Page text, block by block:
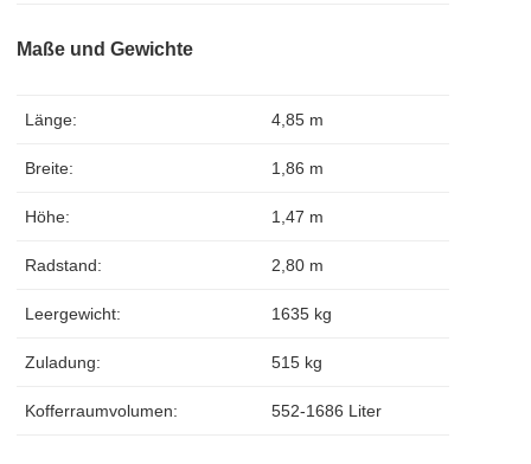
Maße und Gewichte
Länge: 4,85 m
Breite: 1,86 m
Höhe: 1,47 m
Radstand: 2,80 m
Leergewicht: 1635 kg
Zuladung: 515 kg
Kofferraumvolumen: 552-1686 Liter